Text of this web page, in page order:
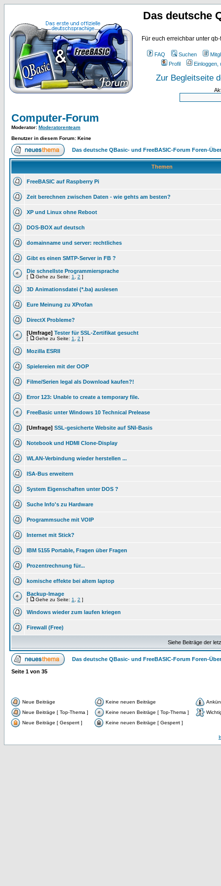
Das deutsche
Für euch erreichbar unter
FAQ Suchen
Profil
Einloggen,
Zur Begleitseite
Computer-Forum
Moderator: Moderatorenteam
Benutzer in diesem Forum: Keine
Das deutsche QBasic- und FreeBASIC-Forum Foren-
Themen
FreeBASIC auf Raspberry Pi
Zeit berechnen zwischen Daten - wie gehts am besten?
XP und Linux ohne Reboot
DOS-BOX auf deutsch
domainname und server: rechtliches
Gibt es einen SMTP-Server in FB ?
Die schnellste Programmiersprache
[ Gehe zu Seite: 1 2 ]
3D Animationsdatei (*.ba) auslesen
Eure Meinung zu XProfan
DirectX Probleme?
[Umfrage] Tester für SSL-Zertifikat gesucht
[ Gehe zu Seite: 1 2 ]
Mozilla ESRII
Spielereien mit der OOP
Filme/Serien legal als Download kaufen?!
Error 123: Unable to create a temporary file.
FreeBasic unter Windows 10 Technical Prelease
[Umfrage] SSL-gesicherte Website auf SNI-Basis
Notebook und HDMI Clone-Display
WLAN-Verbindung wieder herstellen ...
ISA-Bus erweitern
System Eigenschaften unter DOS ?
Suche Info's zu Hardware
Programmsuche mit VOIP
Internet mit Stick?
IBM 5155 Portable, Fragen über Fragen
Prozentrechnung für...
komische effekte bei altem laptop
Backup-Image
[ Gehe zu Seite: 1 2 ]
Windows wieder zum laufen kriegen
Firewall (Free)
Siehe Beiträge der
Das deutsche QBasic- und FreeBASIC-Forum Foren-
Seite 1 von 35
Neue Beiträge Keine neuen Beiträge
Neue Beiträge [ Top-Thema ]
Keine neuen Beiträge [ Top-Thema ]
Neue Beiträge [ Gesperrt ]
Keine neuen Beiträge [ Gesperrt ]